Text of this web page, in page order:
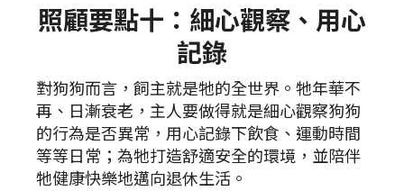
照顧要點十：細心觀察、用心
記錄
對狗狗而言，飼主就是牠的全世界。牠年華不
再、日漸衰老，主人要做得就是細心觀察狗狗
的行為是否異常，用心記錄下飲食、運動時間
等等日常；為牠打造舒適安全的環境，並陪伴
牠健康快樂地邁向退休生活。